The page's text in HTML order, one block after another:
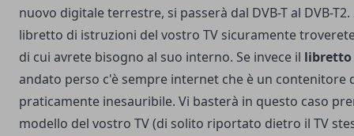
nuovo digitale terrestre, si passerà dal DVB-T al DVB-
libretto di istruzioni del vostro TV sicuramente
di cui avrete bisogno al suo interno. Se invece il
andato perso c'è sempre internet che è un contenitore
praticamente inesauribile. Vi basterà in questo caso
modello del vostro TV (di solito riportato dietro il TV